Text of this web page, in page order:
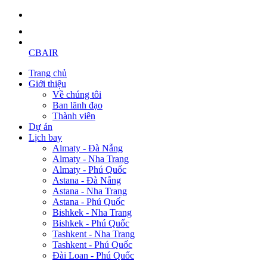
CBAIR
Trang chủ
Giới thiệu
Về chúng tôi
Ban lãnh đạo
Thành viên
Dự án
Lịch bay
Almaty - Đà Nẵng
Almaty - Nha Trang
Almaty - Phú Quốc
Astana - Đà Nẵng
Astana - Nha Trang
Astana - Phú Quốc
Bishkek - Nha Trang
Bishkek - Phú Quốc
Tashkent - Nha Trang
Tashkent - Phú Quốc
Đài Loan - Phú Quốc